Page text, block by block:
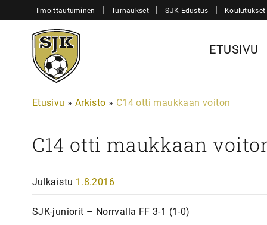
sisältöön
Ilmoittautuminen | Turnaukset | SJK-Edustus | Koulutukset
Sjk-
Juniorit
ETUSIVU
Etusivu » Arkisto » C14 otti maukkaan voiton
C14 otti maukkaan
Julkaistu 1.8.2016
SJK-juniorit – Norrvalla FF 3-1 (1-0)